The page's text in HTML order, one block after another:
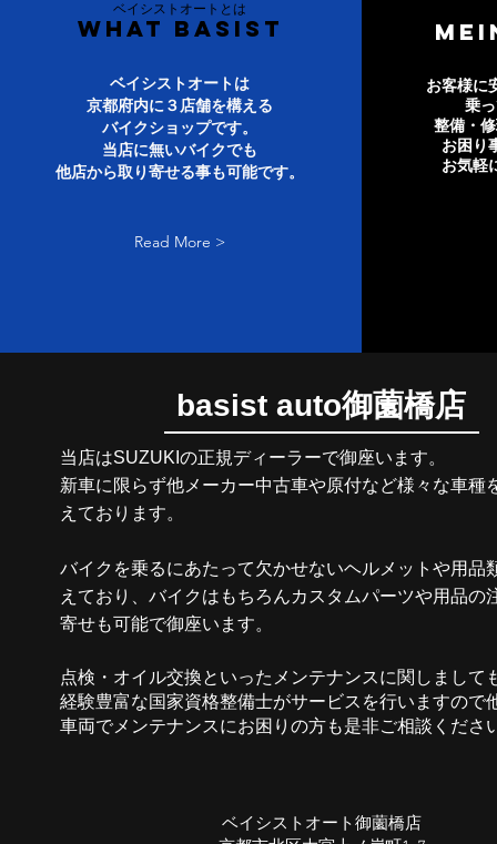
basist auto御薗橋店
当店はSUZUKIの正規ディーラーで御座います。
新車に限らず他メーカー中古車や原付など様々な車種
えております。
バイクを乗るにあたって欠かせないヘルメットや用品
えており、 バイクはもちろんカスタムパーツや用品の
寄せも可能で御座います。
点検・オイル交換といったメンテナンスに関しまして
経験豊富な国家資格整備士がサービスを行いますので
車両でメンテナンスにお困りの方も是非ご相談くださ
ベイシストオート御薗橋店
ベイシストオートとは
WHAT basist
ベイシストオートは
京都府内に３店舗を構える
バイクショップです。
当店に無いバイクでも
他店から取り寄せる事も可能です。
Read More >
お客様に
乗
整備・
お困り
お気軽